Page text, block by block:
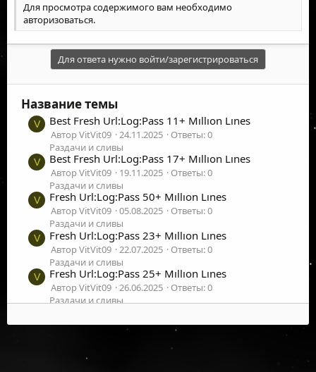
Для просмотра содержимого вам необходимо
авторизоваться.
Для ответа нужно войти/зарегистрироваться
Название темы
V Best Fresh Url:Log:Pass 11+ Mıllıon Lınes
Автор VitVit09 24.11.2025
Ответы: 0
Раздачи и сливы
V Best Fresh Url:Log:Pass 17+ Mıllıon Lınes
Автор VitVit09 19.11.2025
Ответы: 0
Раздачи и сливы
V Fresh Url:Log:Pass 50+ Mıllıon Lınes
Автор VitVit09 05.08.2025
Ответы: 0
Раздачи и сливы
V Fresh Url:Log:Pass 23+ Mıllıon Lınes
Автор VitVit09 22.07.2025
Ответы: 0
Раздачи и сливы
V Fresh Url:Log:Pass 25+ Mıllıon Lınes
Автор VitVit09 26.06.2025
Ответы: 0
Раздачи и сливы
Автор VitVit09 19.06.2025
Ответы: 0
Fresh Url:Log:Pass 30+ Mıllıon Lınes